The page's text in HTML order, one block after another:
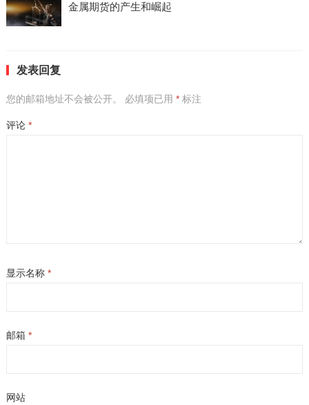
金属期货的产生和崛起
发表回复
您的邮箱地址不会被公开。 必填项已用 *标注
评论 *
显示名称 *
邮箱 *
网站